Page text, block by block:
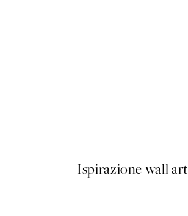
Ispirazione wall art